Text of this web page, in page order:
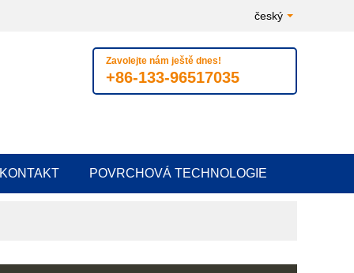
český
Zavolejte nám ještě dnes!
+86-133-96517035
KONTAKT POVRCHOVÁ TECHNOLOGIE